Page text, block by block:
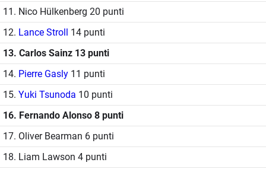
11. Nico Hülkenberg 20 punti
12. Lance Stroll 14 punti
13. Carlos Sainz 13 punti
14. Pierre Gasly 11 punti
15. Yuki Tsunoda 10 punti
16. Fernando Alonso 8 punti
17. Oliver Bearman 6 punti
18. Liam Lawson 4 punti